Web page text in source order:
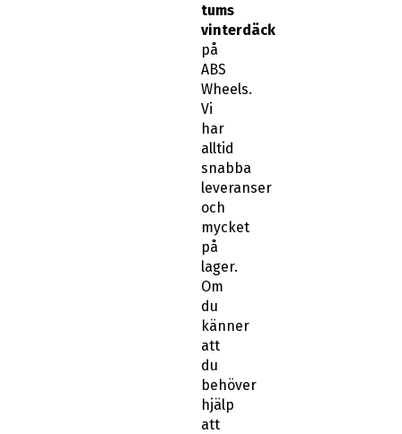
tums
vinterdäck
på
ABS
Wheels.
Vi
har
alltid
snabba
leveranser
och
mycket
på
lager.
Om
du
känner
att
du
behöver
hjälp
att